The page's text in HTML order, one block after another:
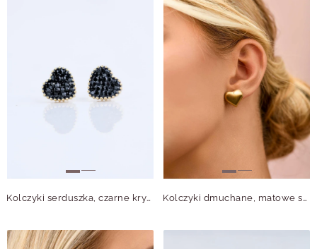
Kolczyki serduszka, czarne kryształki, złoty S207748Z01 Kolczyki dmuchane, matowe serce, stal pozłacana S210032Z00